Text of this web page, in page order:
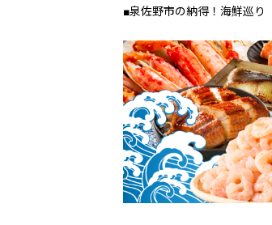
■泉佐野市の納得！海鮮巡り